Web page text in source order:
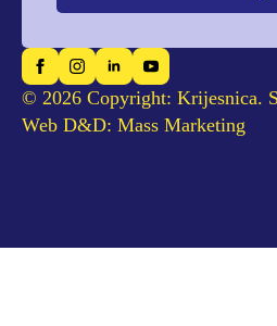
© 2026 Copyright: Krijesnica.
Web D&D: Mass Marketing